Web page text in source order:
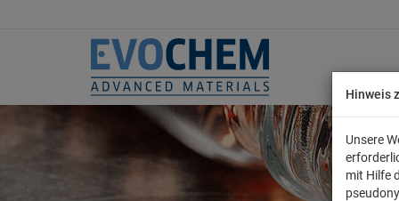
Hinweis
Unsere
mit Hilfe